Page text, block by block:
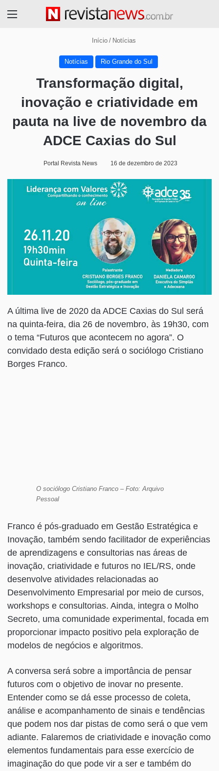
Início / Notícias
Notícias Rio Grande do Sul
Transformação digital,
inovação e criatividade em
pauta na live de novembro da
ADCE Caxias do Sul
Portal Revista News 16 de dezembro de 2023
A última live de 2020 da ADCE Caxias do Sul será
na quinta-feira, dia 26 de novembro, às 19h30, com
o tema “Futuros que acontecem no agora”. O
convidado desta edição será o sociólogo Cristiano
Borges Franco.
O sociólogo Cristiano Franco – Foto: Arquivo
Pessoal
Franco é pós-graduado em Gestão Estratégica e
Inovação, também sendo facilitador de experiências
de aprendizagens e consultorias nas áreas de
inovação, criatividade e futuros no IEL/RS, onde
desenvolve atividades relacionadas ao
Desenvolvimento Empresarial por meio de cursos,
workshops e consultorias. Ainda, integra o Molho
Secreto, uma comunidade experimental, focada em
proporcionar impacto positivo pela exploração de
modelos de negócios e algoritmos.
A conversa será sobre a importância de pensar
futuros com o objetivo de inovar no presente.
Entender como se dá esse processo de coleta,
análise e acompanhamento de sinais e tendências
que podem nos dar pistas de como será o que vem
adiante. Falaremos de criatividade e inovação como
elementos fundamentais para esse exercício de
imaginação do que pode vir a ser e também do